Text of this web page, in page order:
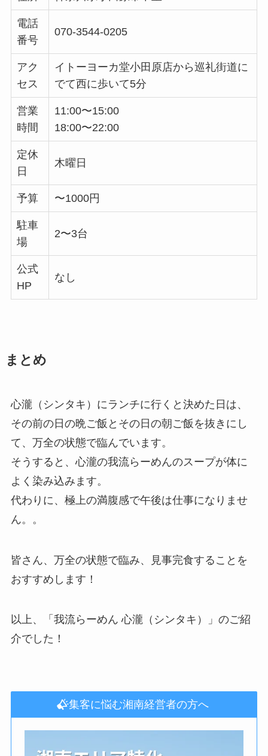
電話
番号
070-3544-0205
アク
セス
イトーヨーカ堂小田原店から巡礼街道に
でて西に歩いて5分
営業
時間
11:00〜15:00
18:00〜22:00
定休
日
木曜日
予算 〜1000円
駐車
場
2〜3台
公式
HP
なし
まとめ
心瀧（シンタキ）にランチに行くと決めた日は、
その前の日の晩ご飯とその日の朝ご飯を抜きにし
て、万全の状態で臨んでいます。
そうすると、心瀧の我流らーめんのスープが体に
よく染み込みます。
代わりに、極上の満腹感で午後は仕事になりませ
ん。。
皆さん、万全の状態で臨み、見事完食することを
おすすめします！
以上、「我流らーめん 心瀧（シンタキ）」のご紹
介でした！
集客に悩む湘南経営者の方へ